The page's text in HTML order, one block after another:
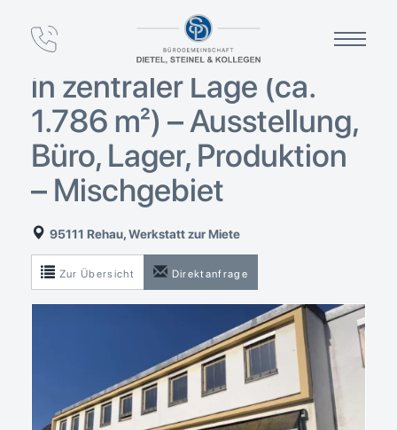
Gewerbeimmobilie mit
Entwicklungspotenzial
in zentraler Lage (ca.
1.786 m²) – Ausstellung,
Büro, Lager, Produktion
– Mischgebiet
95111 Rehau, Werkstatt zur Miete
Zur Übersicht Direktanfrage